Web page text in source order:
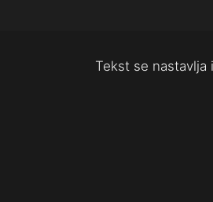
Tekst se nastavlja